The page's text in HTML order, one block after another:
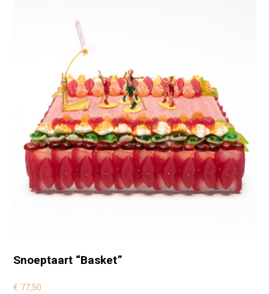
Snoeptaart “Basket”
€ 77,50